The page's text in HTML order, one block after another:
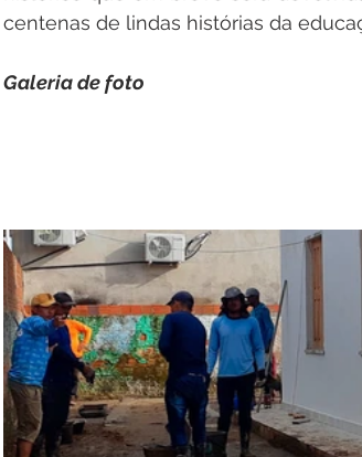
centenas de lindas histórias da
Galeria de foto